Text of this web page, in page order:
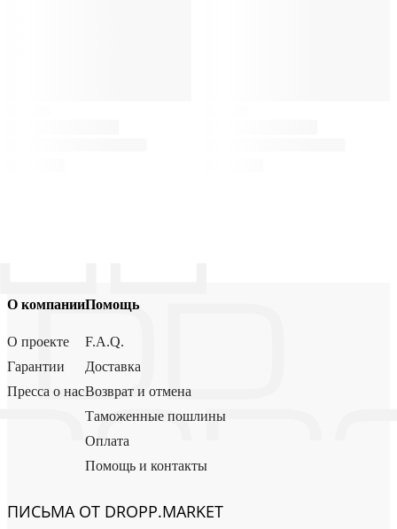
О компании
О проекте
Гарантии
Пресса о нас
Помощь
F.A.Q.
Доставка
Возврат и отмена
Таможенные пошлины
Оплата
Помощь и контакты
ПИСЬМА ОТ DROPP.MARKET